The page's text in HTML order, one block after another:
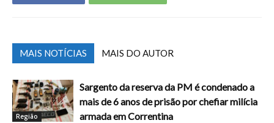
MAIS NOTÍCIAS MAIS DO AUTOR
Região
Sargento da reserva da PM é condenado a
mais de 6 anos de prisão por chefiar milícia
armada em Correntina